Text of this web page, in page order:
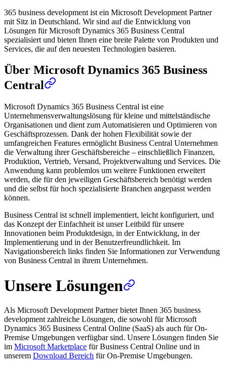
365 business development ist ein Microsoft Development Partner
mit Sitz in Deutschland. Wir sind auf die Entwicklung von
Lösungen für Microsoft Dynamics 365 Business Central
spezialisiert und bieten Ihnen eine breite Palette von Produkten und
Services, die auf den neuesten Technologien basieren.
Über Microsoft Dynamics 365 Business
Central
Microsoft Dynamics 365 Business Central ist eine
Unternehmensverwaltungslösung für kleine und mittelständische
Organisationen und dient zum Automatisieren und Optimieren von
Geschäftsprozessen. Dank der hohen Flexibilität sowie der
umfangreichen Features ermöglicht Business Central Unternehmen
die Verwaltung ihrer Geschäftsbereiche – einschließlich Finanzen,
Produktion, Vertrieb, Versand, Projektverwaltung und Services. Die
Anwendung kann problemlos um weitere Funktionen erweitert
werden, die für den jeweiligen Geschäftsbereich benötigt werden
und die selbst für hoch spezialisierte Branchen angepasst werden
können.
Business Central ist schnell implementiert, leicht konfiguriert, und
das Konzept der Einfachheit ist unser Leitbild für unsere
Innovationen beim Produktdesign, in der Entwicklung, in der
Implementierung und in der Benutzerfreundlichkeit. Im
Navigationsbereich links finden Sie Informationen zur Verwendung
von Business Central in ihrem Unternehmen.
Unsere Lösungen
Als Microsoft Development Partner bietet Ihnen 365 business
development zahlreiche Lösungen, die sowohl für Microsoft
Dynamics 365 Business Central Online (SaaS) als auch für On-
Premise Umgebungen verfügbar sind. Unsere Lösungen finden Sie
im Microsoft Marketplace für Business Central Online und in
unserem Download Bereich für On-Premise Umgebungen.